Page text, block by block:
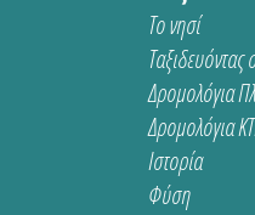
Το νησί
Δρομολόγια
Δρομολόγια
Ιστορία
Φύση